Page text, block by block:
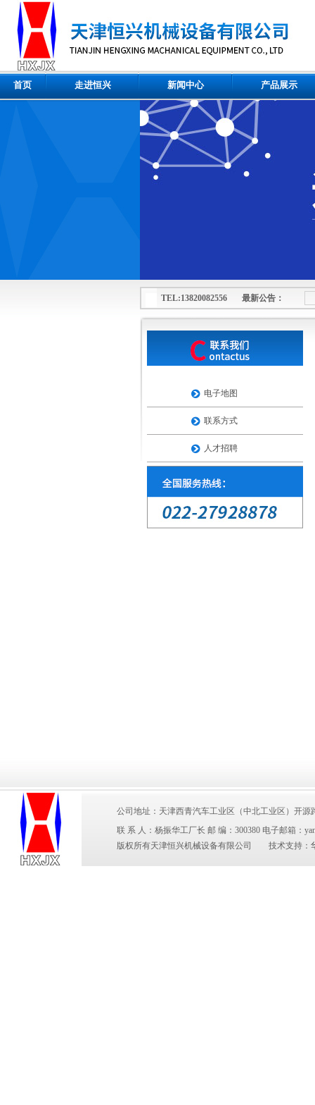
首页 走进恒兴 新闻中心 产品展示
TEL:13820082556 最新公告：
电子地图
联系方式
人才招聘
公司地址：天津西青汽车工业区（中北工业区）开源
联 系 人：杨振华工厂长 邮 编：300380 电子邮箱：
版权所有天津恒兴机械设备有限公司 技术支持：